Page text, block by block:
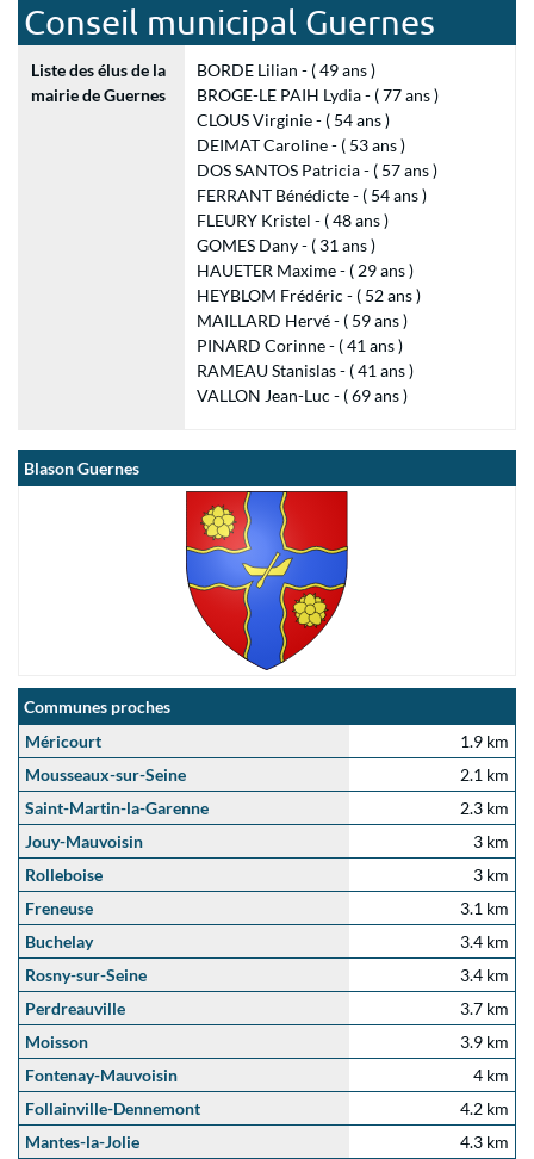
Conseil municipal Guernes
Liste des élus de la
mairie de Guernes
BORDE Lilian - ( 49 ans )
BROGE-LE PAIH Lydia - ( 77 ans )
CLOUS Virginie - ( 54 ans )
DEIMAT Caroline - ( 53 ans )
DOS SANTOS Patricia - ( 57 ans )
FERRANT Bénédicte - ( 54 ans )
FLEURY Kristel - ( 48 ans )
GOMES Dany - ( 31 ans )
HAUETER Maxime - ( 29 ans )
HEYBLOM Frédéric - ( 52 ans )
MAILLARD Hervé - ( 59 ans )
PINARD Corinne - ( 41 ans )
RAMEAU Stanislas - ( 41 ans )
VALLON Jean-Luc - ( 69 ans )
Blason Guernes
Communes proches
Méricourt
1.9 km
Mousseaux-sur-Seine
2.1 km
Saint-Martin-la-Garenne
2.3 km
Jouy-Mauvoisin
3 km
Rolleboise
3 km
Freneuse
3.1 km
Buchelay
3.4 km
Rosny-sur-Seine
3.4 km
Perdreauville
3.7 km
Moisson
3.9 km
Fontenay-Mauvoisin
4 km
Follainville-Dennemont
4.2 km
Mantes-la-Jolie
4.3 km